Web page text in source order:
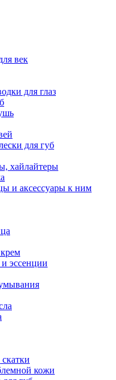
век
для глаз
для губ
хайлайтеры
и аксессуары к ним
эссенции
кожи